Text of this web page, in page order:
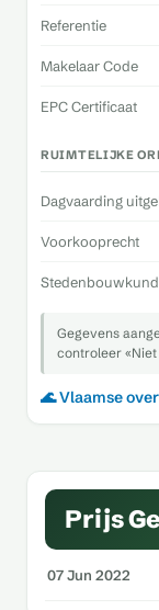
Referentie
Makelaar Code
EPC Certificaat
RUIMTELIJKE
Dagvaarding
Voorkooprecht
Gegevens
controleer
🌊 Vlaamse
Prijs
07 Jun 2022